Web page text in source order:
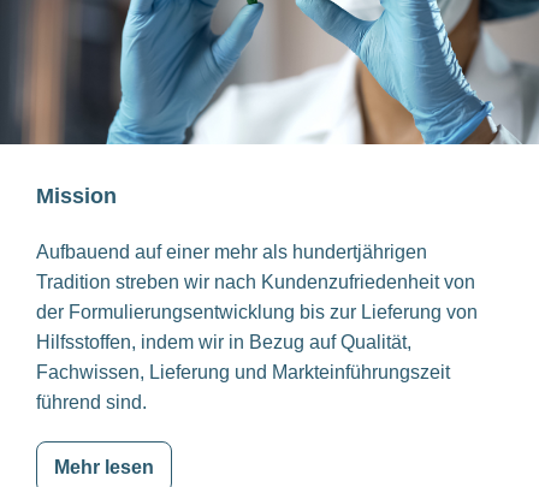
Mission
Aufbauend auf einer mehr als hundertjährigen
Tradition streben wir nach Kundenzufriedenheit von
der Formulierungsentwicklung bis zur Lieferung von
Hilfsstoffen, indem wir in Bezug auf Qualität,
Fachwissen, Lieferung und Markteinführungszeit
führend sind.
Mehr lesen